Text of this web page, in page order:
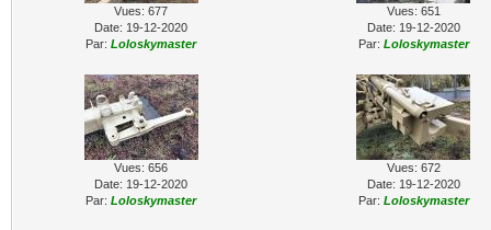
Vues: 677
Date: 19-12-2020
Par: Loloskymaster
Vues: 651
Date: 19-12-2020
Par: Loloskymaster
Vues: 656
Date: 19-12-2020
Par: Loloskymaster
Vues: 672
Date: 19-12-2020
Par: Loloskymaster